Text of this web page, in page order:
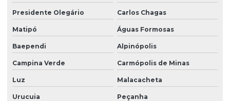
Presidente Olegário Carlos Chagas
Matipó Águas Formosas
Baependi Alpinópolis
Campina Verde Carmópolis de Minas
Luz Malacacheta
Urucuia Peçanha